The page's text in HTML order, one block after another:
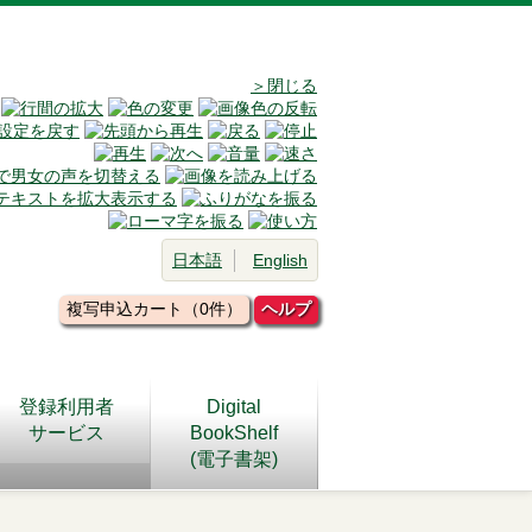
＞閉じる
日本語 English
複写申込カート（0件） ヘルプ
登録利用者
サービス
Digital
BookShelf
(電子書架)